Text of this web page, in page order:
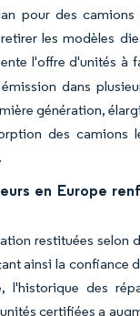
pour des
les modèles
l'offre d'unités à
dans
génération,
des camions
en Europe
restituées selon
ainsi la confiance
l'historique des
certifiées a